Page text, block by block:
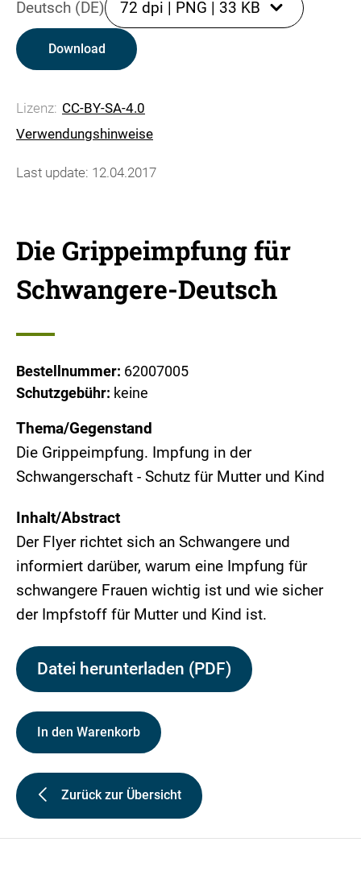
Deutsch (DE) 72 dpi | PNG | 33 KB
Download
Lizenz: CC-BY-SA-4.0
Verwendungshinweise
Last update: 12.04.2017
Die Grippeimpfung für
Schwangere-Deutsch
Bestellnummer: 62007005
Schutzgebühr: keine
Thema/Gegenstand
Die Grippeimpfung. Impfung in der
Schwangerschaft - Schutz für Mutter und Kind
Inhalt/Abstract
Der Flyer richtet sich an Schwangere und
informiert darüber, warum eine Impfung für
schwangere Frauen wichtig ist und wie sicher
der Impfstoff für Mutter und Kind ist.
Datei herunterladen (PDF)
In den Warenkorb
Zurück zur Übersicht